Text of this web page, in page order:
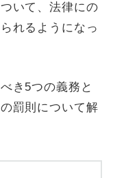
いて、法律にの
れるようになっ
き5つの義務と
罰則について解